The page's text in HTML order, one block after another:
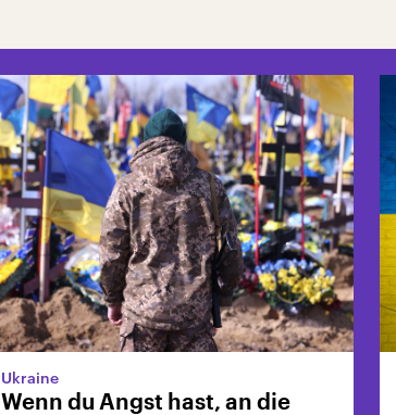
Ukraine
Wenn du Angst hast, an die